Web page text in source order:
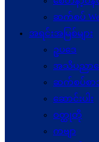
ဆက်စပ်
အရင်းအမြစ်များ
ဥပဒေ
အသိပညာပ
ဆက်စပ်စာအု
ဆောင်းပါး
ဝတ္ထုတို
ကဗျာ